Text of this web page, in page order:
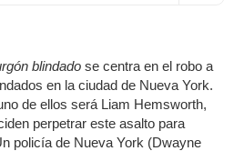
blindado se centra en el robo a
en la ciudad de Nueva York.
de ellos será Liam Hemsworth,
perpetrar este asalto para
policía de Nueva York (Dwayne